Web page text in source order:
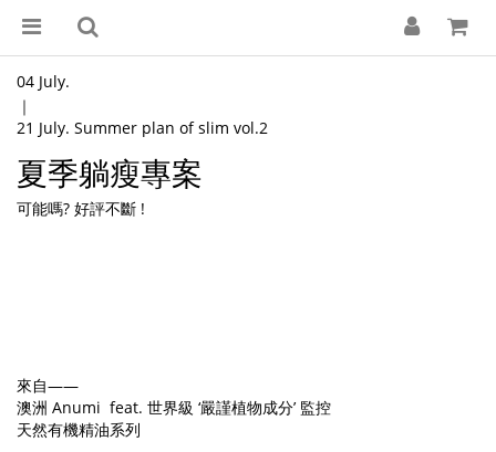
04 July.
｜
21 July. Summer plan of slim vol.2
夏季躺瘦專案
可能嗎? 好評不斷 !
來自——
澳洲 Anumi feat. 世界級 ‘嚴謹植物成分’ 監控
天然有機精油系列